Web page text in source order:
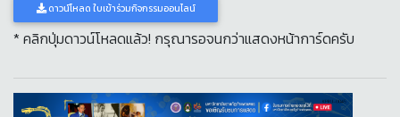
ดาวน์โหลด ใบเข้าร่วมกิจกรรมออนไลน์
* คลิกปุ่มดาวน์โหลดแล้ว! กรุณารอจนกว่าแสดงหน้าการ์ดครับ